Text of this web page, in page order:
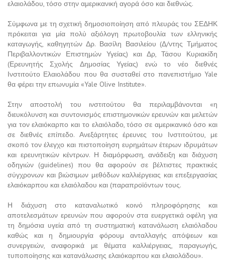
ελαιολάδου, τόσο στην αμερικανική αγορά όσο και διεθνώς.
Σύμφωνα με τη σχετική δημοσιοποίηση από πλευράς του ΣΕΔΗΚ
πρόκειται για μία πολύ αξιόλογη πρωτοβουλία των ελληνικής
καταγωγής, καθηγητών Δρ. Βασίλη Βασιλείου (Δ/ντης Τμήματος
Περιβαλλοντικών Επιστημών Υγείας) και Δρ, Τάσου Κυριακίδη
(Ερευνητής Σχολής Δημοσίας Υγείας) ενώ το νέο διεθνές
Ινστιτούτο Ελαιολάδου που θα συσταθεί στο πανεπιστήμιο Yale
θα φέρει την επωνυμία «Yale Olive Institute».
Στην αποστολή του ινστιτούτου θα περιλαμβάνονται «η
διευκόλυνση και συντονισμός επιστημονικών ερευνών και μελετών
για τον ελαιόκαρπο και το ελαιόλαδο, τόσο σε αμερικανικό όσο και
σε διεθνές επίπεδο. Ανεξάρτητες έρευνες του Ινστιτούτου, με
σκοπό τον έλεγχο και πιστοποίηση ευρημάτων έτερων ιδρυμάτων
και ερευνητικών κέντρων. Η διαμόρφωση, ανάδειξη και διάχυση
οδηγιών (guidelines) που θα αφορούν σε βέλτιστες πρακτικές
σύγχρονων και βιώσιμων μεθόδων καλλιέργειας και επεξεργασίας
ελαιόκαρπου και ελαιόλαδου και (παραπροϊόντων τους.
Η διάχυση στο καταναλωτικό κοινό πληροφόρησης και
αποτελεσμάτων ερευνών που αφορούν στα ευεργετικά οφέλη για
τη δημόσια υγεία από τη συστηματική κατανάλωση ελαιόλαδου
καθώς και η δημιουργία φόρουμ ανταλλαγής απόψεων και
συνεργειών, αναφορικά με θέματα καλλιέργειας, παραγωγής,
τυποποίησης και κατανάλωσης ελαιόκαρπου και ελαιολάδου».